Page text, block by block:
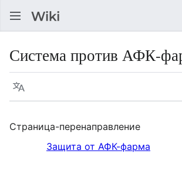
Система против АФК-
Язык
Страница-перенаправление
Перенаправление на:
Защита от АФК-фарма